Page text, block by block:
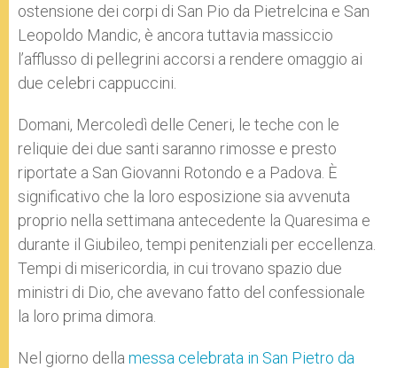
ostensione dei corpi di San Pio da Pietrelcina e San
Leopoldo Mandic, è ancora tuttavia massiccio
l’afflusso di pellegrini accorsi a rendere omaggio ai
due celebri cappuccini.
Domani, Mercoledì delle Ceneri, le teche con le
reliquie dei due santi saranno rimosse e presto
riportate a San Giovanni Rotondo e a Padova. È
significativo che la loro esposizione sia avvenuta
proprio nella settimana antecedente la Quaresima e
durante il Giubileo, tempi penitenziali per eccellenza.
Tempi di misericordia, in cui trovano spazio due
ministri di Dio, che avevano fatto del confessionale
la loro prima dimora.
Nel giorno della messa celebrata in San Pietro da